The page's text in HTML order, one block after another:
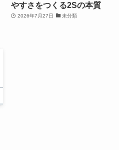
やすさをつくる2Sの本質
2026年7月27日 未分類